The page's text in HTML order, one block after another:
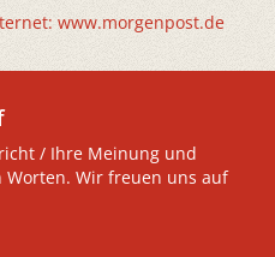
www.morgenpost.de
/ Ihre Meinung und
Wir freuen uns auf